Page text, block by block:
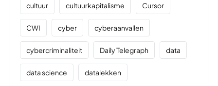
cultuur cultuurkapitalisme Cursor
CWI cyber cyberaanvallen
cybercriminaliteit Daily Telegraph data
data science datalekken